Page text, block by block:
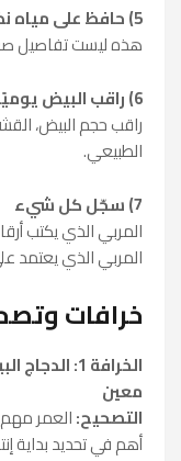
5) حافظ على مياه نظيفة وتهوية جيدة
هذه ليست تفاصيل
6) راقب البيض يوميًا ولا تكتفِ بالعدد
راقب حجم البيض،
الطبيعي.
7) سجّل كل شيء
المربي الذي يكتب
المربي الذي يعتمد
خرافات
الخرافة 1:
معين
التصحيح:العمر
أهم في تحديد بداية